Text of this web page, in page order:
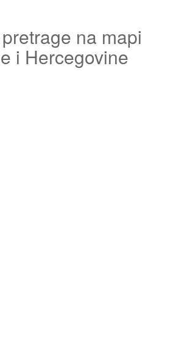
na mapi
i Hercegovine